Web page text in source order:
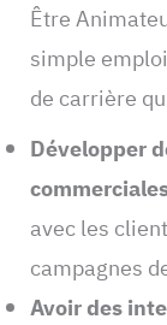
Être
simple
de carrière
Développer
avec les
campagnes
Avoir des